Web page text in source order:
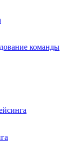
команды